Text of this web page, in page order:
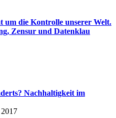
um die Kontrolle unserer Welt.
Zensur und Datenklau
Nachhaltigkeit im